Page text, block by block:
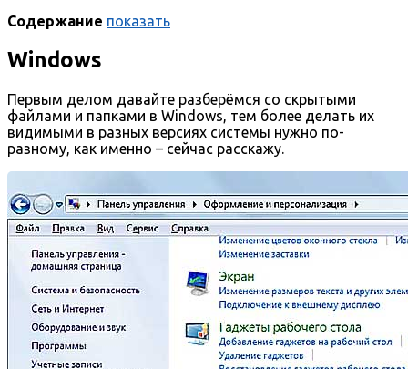
Содержание показать
Windows
Первым делом давайте разберёмся со скрытыми
файлами и папками в Windows, тем более делать их
видимыми в разных версиях системы нужно по-
разному, как именно – сейчас расскажу.